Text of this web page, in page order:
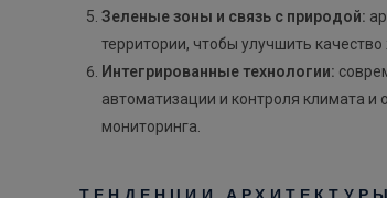
Зеленые зоны и связь с природой:
территории, чтобы улучшить
Интегрированные технологии:
автоматизации и контроля климата и
мониторинга.